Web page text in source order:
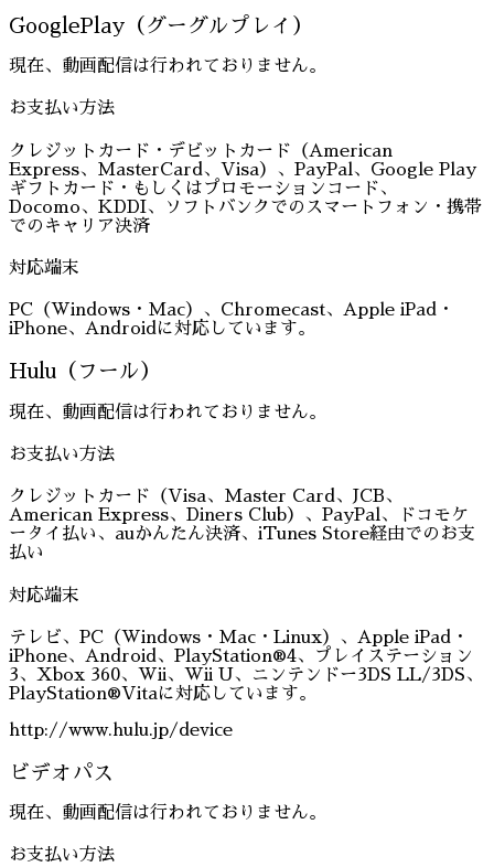
GooglePlay（グーグルプレイ）
現在、動画配信は行われておりません。
お支払い方法
クレジットカード・デビットカード（American
Express、MasterCard、Visa）、PayPal、Google Play
ギフトカード・もしくはプロモーションコード、
Docomo、KDDI、ソフトバンクでのスマートフォン・携帯
でのキャリア決済
対応端末
PC（Windows・Mac）、Chromecast、Apple iPad・
iPhone、Androidに対応しています。
Hulu（フール）
現在、動画配信は行われておりません。
お支払い方法
クレジットカード（Visa、Master Card、JCB、
American Express、Diners Club）、PayPal、ドコモケ
ータイ払い、auかんたん決済、iTunes Store経由でのお支
払い
対応端末
テレビ、PC（Windows・Mac・Linux）、Apple iPad・
iPhone、Android、PlayStation®4、プレイステーション
3、Xbox 360、Wii、Wii U、ニンテンドー3DS LL/3DS、
PlayStation®Vitaに対応しています。
http://www.hulu.jp/device
ビデオパス
現在、動画配信は行われておりません。
お支払い方法